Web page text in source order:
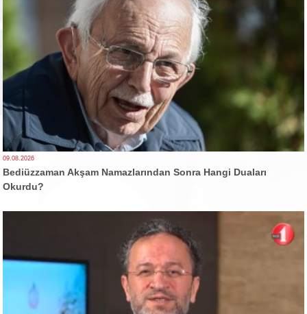
09.08.2026
Bediüzzaman Akşam Namazlarından Sonra Hangi Duaları
Okurdu?